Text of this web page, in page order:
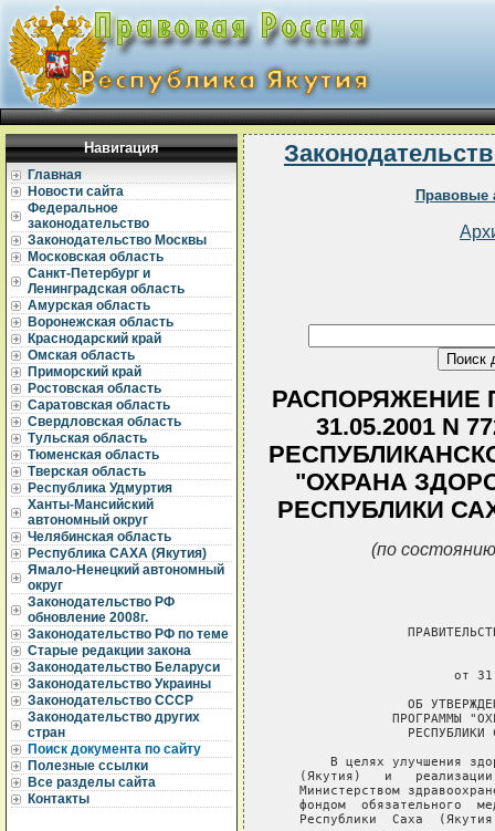
Навигация
Главная
Новости сайта
Федеральное
законодательство
Законодательство Москвы
Московская область
Санкт-Петербург и
Ленинградская область
Амурская область
Воронежская область
Краснодарский край
Омская область
Приморский край
Ростовская область
Саратовская область
Свердловская область
Тульская область
Тюменская область
Тверская область
Республика Удмуртия
Ханты-Мансийский
автономный округ
Челябинская область
Республика САХА (Якутия)
Ямало-Ненецкий автономный
округ
Законодательство РФ
обновление 2008г.
Законодательство РФ по теме
Старые редакции закона
Законодательство Беларуси
Законодательство Украины
Законодательство СССР
Законодательство других
стран
Поиск документа по сайту
Полезные ссылки
Все разделы сайта
Контакты
Правовые
РАСПОРЯЖЕНИЕ
31.05.2001 N
"ОХРАНА
РЕСПУБЛИКИ
(по